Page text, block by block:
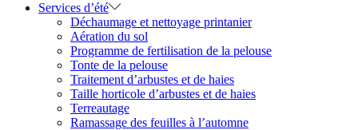
Services d’été
Déchaumage et nettoyage printanier
Aération du sol
Programme de fertilisation de la pelouse
Tonte de la pelouse
Traitement d’arbustes et de haies
Taille horticole d’arbustes et de haies
Terreautage
Ramassage des feuilles à l’automne